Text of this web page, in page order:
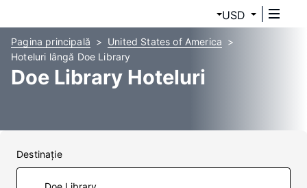
USD
Pagina principală
United States of America
Hoteluri lângă Doe Library
Doe Library Hoteluri
Destinaţie